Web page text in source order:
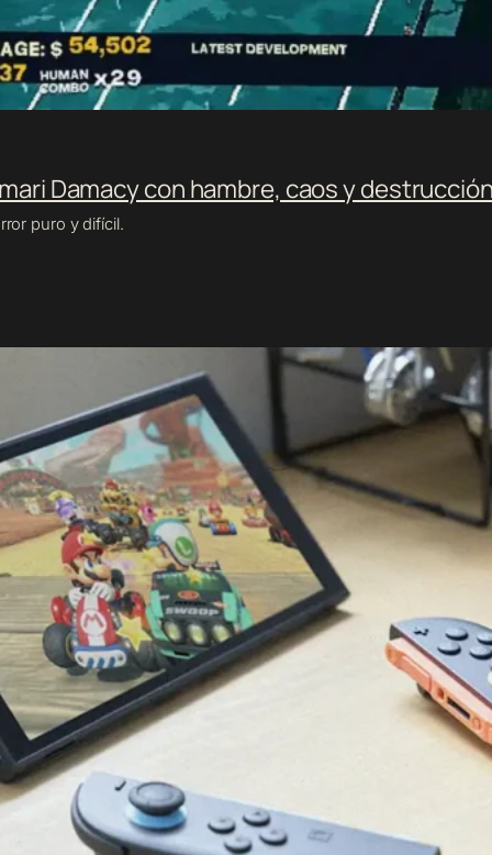
Damacycon hambre, caos y
puro y difícil.